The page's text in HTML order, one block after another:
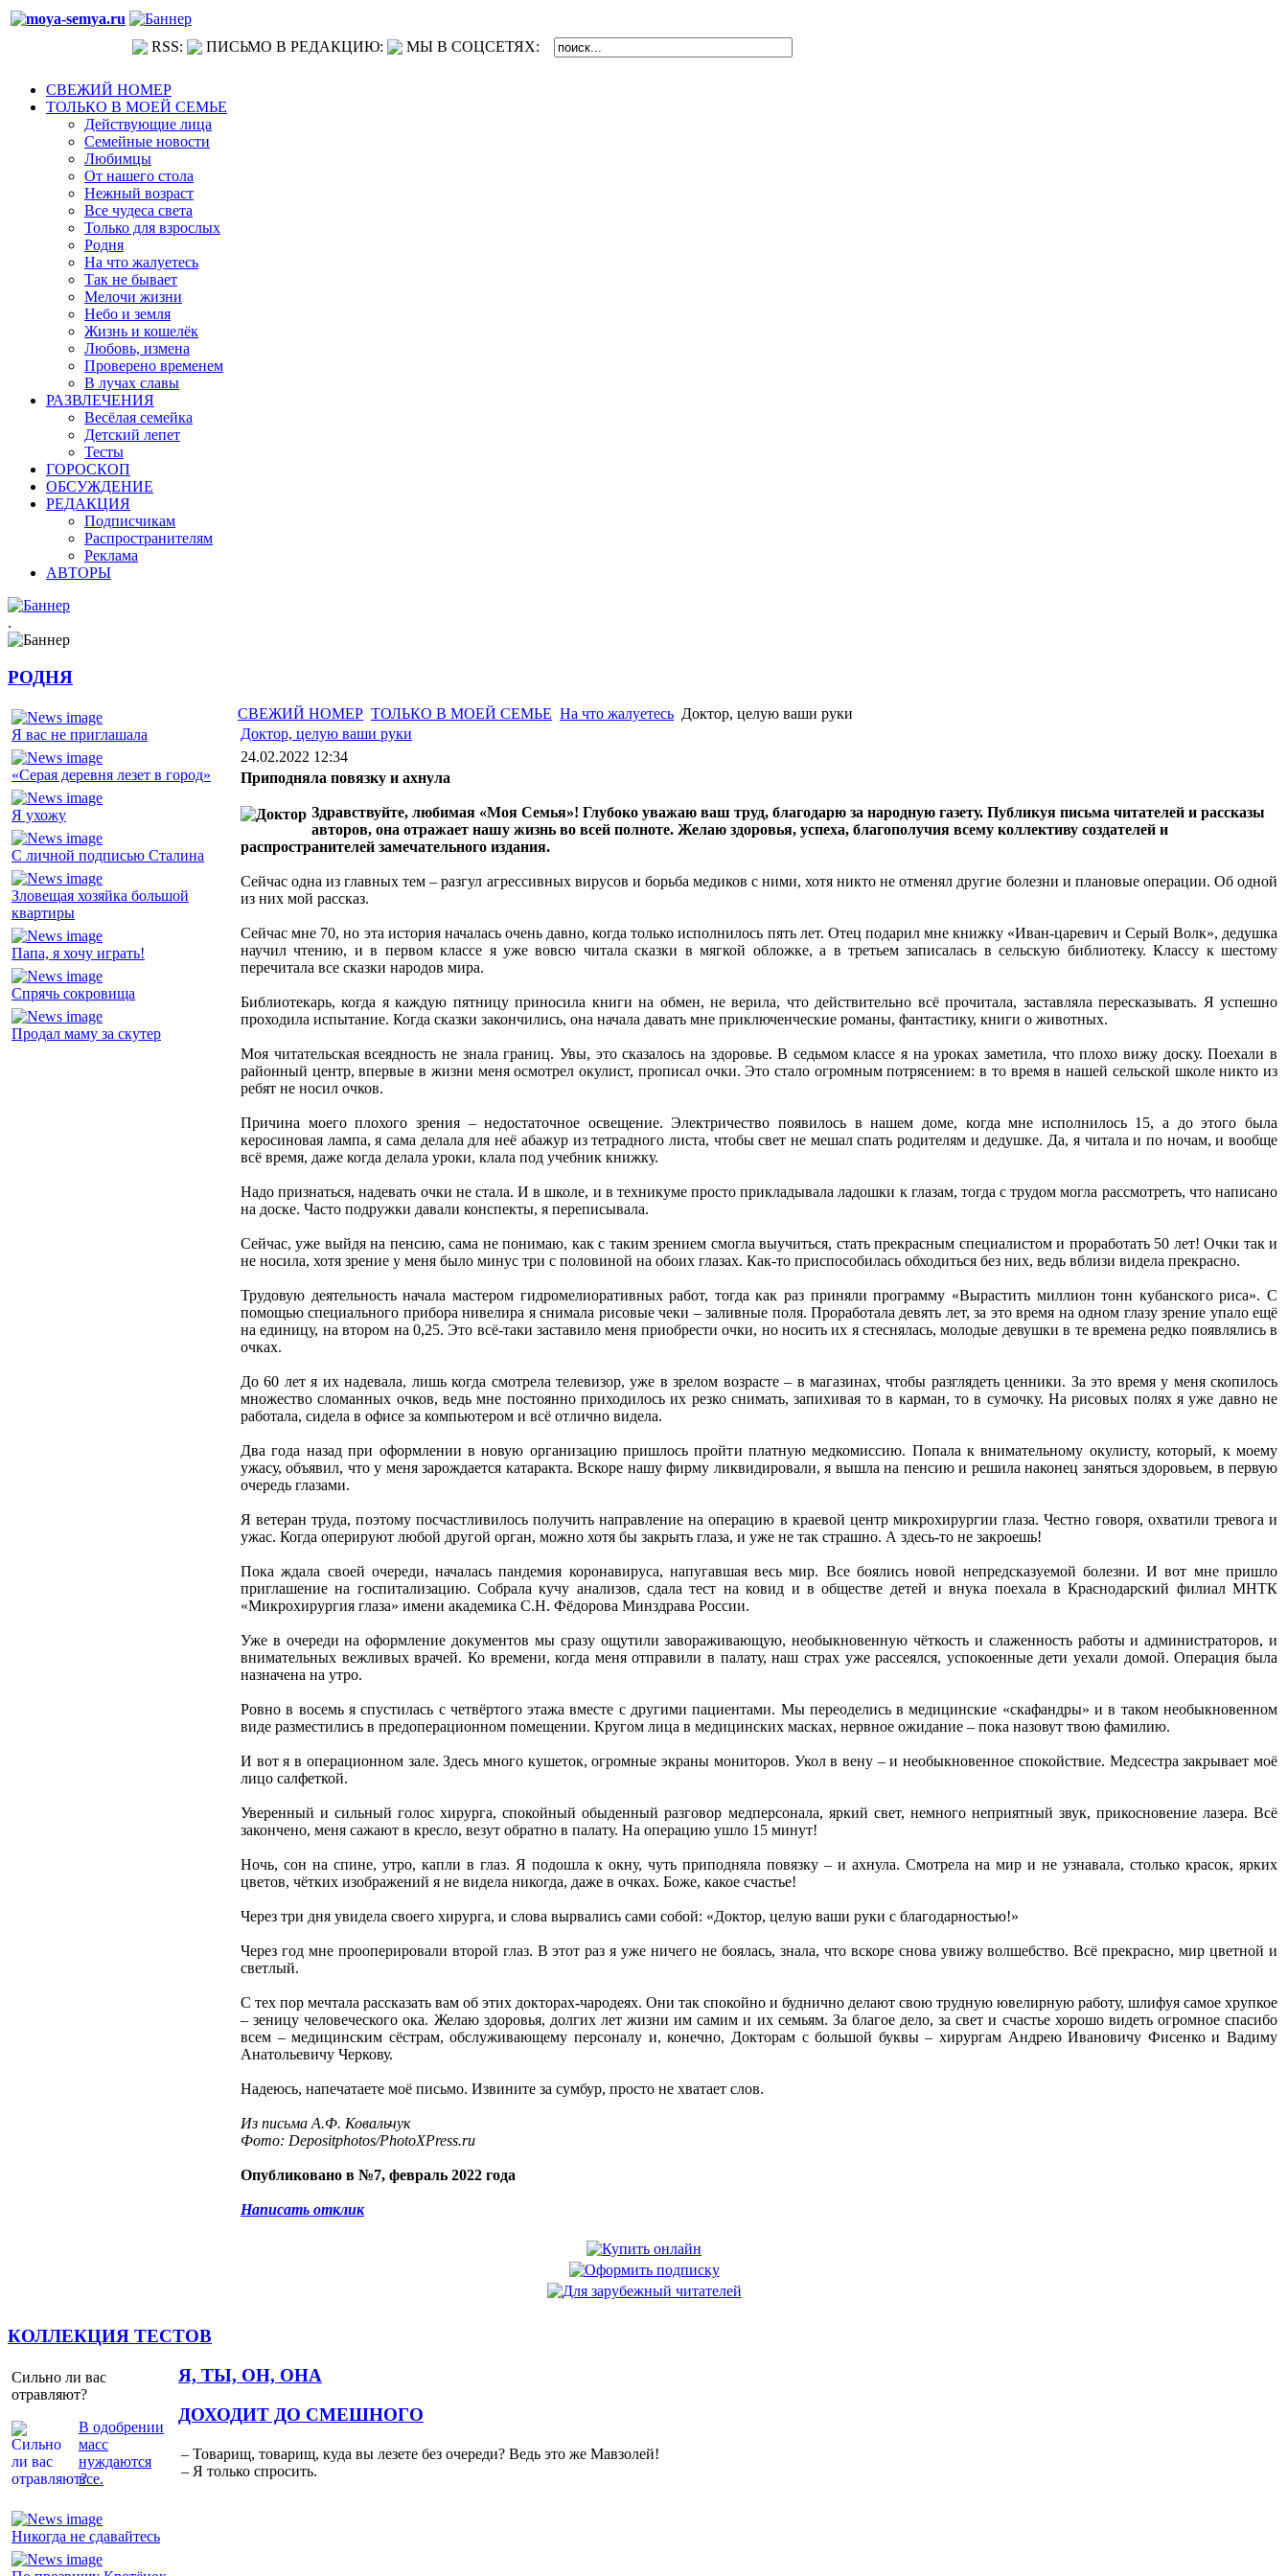
RSS: ПИСЬМО В РЕДАКЦИЮ: МЫ В СОЦСЕТЯХ:
СВЕЖИЙ НОМЕР
ТОЛЬКО В МОЕЙ СЕМЬЕ
Действующие лица
Семейные новости
Любимцы
От нашего стола
Нежный возраст
Все чудеса света
Только для взрослых
Родня
На что жалуетесь
Так не бывает
Мелочи жизни
Небо и земля
Жизнь и кошелёк
Любовь, измена
Проверено временем
В лучах славы
РАЗВЛЕЧЕНИЯ
Весёлая семейка
Детский лепет
Тесты
ГОРОСКОП
ОБСУЖДЕНИЕ
РЕДАКЦИЯ
Подписчикам
Распространителям
Реклама
АВТОРЫ
.
РОДНЯ
Я вас не приглашала
«Серая деревня лезет в город»
Я ухожу
С личной подписью Сталина
Зловещая хозяйка большой
квартиры
Папа, я хочу играть!
Спрячь сокровища
Продал маму за скутер
СВЕЖИЙ НОМЕР ТОЛЬКО В МОЕЙ СЕМЬЕ На что жалуетесь Доктор, целую ваши руки
Доктор, целую ваши руки
24.02.2022 12:34
Приподняла повязку и ахнула
Здравствуйте, любимая «Моя Семья»! Глубоко уважаю ваш труд, благодарю за народную газету. Публикуя письма читателей и рассказы
авторов, она отражает нашу жизнь во всей полноте. Желаю здоровья, успеха, благополучия всему коллективу создателей и
распространителей замечательного издания.
Сейчас одна из главных тем – разгул агрессивных вирусов и борьба медиков с ними, хотя никто не отменял другие болезни и плановые операции. Об одной
из них мой рассказ.
Сейчас мне 70, но эта история началась очень давно, когда только исполнилось пять лет. Отец подарил мне книжку «Иван-царевич и Серый Волк», дедушка
научил чтению, и в первом классе я уже вовсю читала сказки в мягкой обложке, а в третьем записалась в сельскую библиотеку. Классу к шестому
перечитала все сказки народов мира.
Библиотекарь, когда я каждую пятницу приносила книги на обмен, не верила, что действительно всё прочитала, заставляла пересказывать. Я успешно
проходила испытание. Когда сказки закончились, она начала давать мне приключенческие романы, фантастику, книги о животных.
Моя читательская всеядность не знала границ. Увы, это сказалось на здоровье. В седьмом классе я на уроках заметила, что плохо вижу доску. Поехали в
районный центр, впервые в жизни меня осмотрел окулист, прописал очки. Это стало огромным потрясением: в то время в нашей сельской школе никто из
ребят не носил очков.
Причина моего плохого зрения – недостаточное освещение. Электричество появилось в нашем доме, когда мне исполнилось 15, а до этого была
керосиновая лампа, я сама делала для неё абажур из тетрадного листа, чтобы свет не мешал спать родителям и дедушке. Да, я читала и по ночам, и вообще
всё время, даже когда делала уроки, клала под учебник книжку.
Надо признаться, надевать очки не стала. И в школе, и в техникуме просто прикладывала ладошки к глазам, тогда с трудом могла рассмотреть, что написано
на доске. Часто подружки давали конспекты, я переписывала.
Сейчас, уже выйдя на пенсию, сама не понимаю, как с таким зрением смогла выучиться, стать прекрасным специалистом и проработать 50 лет! Очки так и
не носила, хотя зрение у меня было минус три с половиной на обоих глазах. Как-то приспособилась обходиться без них, ведь вблизи видела прекрасно.
Трудовую деятельность начала мастером гидромелиоративных работ, тогда как раз приняли программу «Вырастить миллион тонн кубанского риса». С
помощью специального прибора нивелира я снимала рисовые чеки – заливные поля. Проработала девять лет, за это время на одном глазу зрение упало ещё
на единицу, на втором на 0,25. Это всё-таки заставило меня приобрести очки, но носить их я стеснялась, молодые девушки в те времена редко появлялись в
очках.
До 60 лет я их надевала, лишь когда смотрела телевизор, уже в зрелом возрасте – в магазинах, чтобы разглядеть ценники. За это время у меня скопилось
множество сломанных очков, ведь мне постоянно приходилось их резко снимать, запихивая то в карман, то в сумочку. На рисовых полях я уже давно не
работала, сидела в офисе за компьютером и всё отлично видела.
Два года назад при оформлении в новую организацию пришлось пройти платную медкомиссию. Попала к внимательному окулисту, который, к моему
ужасу, объявил, что у меня зарождается катаракта. Вскоре нашу фирму ликвидировали, я вышла на пенсию и решила наконец заняться здоровьем, в первую
очередь глазами.
Я ветеран труда, поэтому посчастливилось получить направление на операцию в краевой центр микрохирургии глаза. Честно говоря, охватили тревога и
ужас. Когда оперируют любой другой орган, можно хотя бы закрыть глаза, и уже не так страшно. А здесь-то не закроешь!
Пока ждала своей очереди, началась пандемия коронавируса, напугавшая весь мир. Все боялись новой непредсказуемой болезни. И вот мне пришло
приглашение на госпитализацию. Собрала кучу анализов, сдала тест на ковид и в обществе детей и внука поехала в Краснодарский филиал МНТК
«Микрохирургия глаза» имени академика С.Н. Фёдорова Минздрава России.
Уже в очереди на оформление документов мы сразу ощутили завораживающую, необыкновенную чёткость и слаженность работы и администраторов, и
внимательных вежливых врачей. Ко времени, когда меня отправили в палату, наш страх уже рассеялся, успокоенные дети уехали домой. Операция была
назначена на утро.
Ровно в восемь я спустилась с четвёртого этажа вместе с другими пациентами. Мы переоделись в медицинские «скафандры» и в таком необыкновенном
виде разместились в предоперационном помещении. Кругом лица в медицинских масках, нервное ожидание – пока назовут твою фамилию.
И вот я в операционном зале. Здесь много кушеток, огромные экраны мониторов. Укол в вену – и необыкновенное спокойствие. Медсестра закрывает моё
лицо салфеткой.
Уверенный и сильный голос хирурга, спокойный обыденный разговор медперсонала, яркий свет, немного неприятный звук, прикосновение лазера. Всё
закончено, меня сажают в кресло, везут обратно в палату. На операцию ушло 15 минут!
Ночь, сон на спине, утро, капли в глаз. Я подошла к окну, чуть приподняла повязку – и ахнула. Смотрела на мир и не узнавала, столько красок, ярких
цветов, чётких изображений я не видела никогда, даже в очках. Боже, какое счастье!
Через три дня увидела своего хирурга, и слова вырвались сами собой: «Доктор, целую ваши руки с благодарностью!»
Через год мне прооперировали второй глаз. В этот раз я уже ничего не боялась, знала, что вскоре снова увижу волшебство. Всё прекрасно, мир цветной и
светлый.
С тех пор мечтала рассказать вам об этих докторах-чародеях. Они так спокойно и буднично делают свою трудную ювелирную работу, шлифуя самое хрупкое
– зеницу человеческого ока. Желаю здоровья, долгих лет жизни им самим и их семьям. За благое дело, за свет и счастье хорошо видеть огромное спасибо
всем – медицинским сёстрам, обслуживающему персоналу и, конечно, Докторам с большой буквы – хирургам Андрею Ивановичу Фисенко и Вадиму
Анатольевичу Черкову.
Надеюсь, напечатаете моё письмо. Извините за сумбур, просто не хватает слов.
Из письма А.Ф. Ковальчук
Фото: Depositphotos/PhotoXPress.ru
Опубликовано в №7, февраль 2022 года
Написать отклик
КОЛЛЕКЦИЯ ТЕСТОВ
Сильно ли вас
отравляют?
В одобрении
масс
нуждаются
все.
Я, ТЫ, ОН, ОНА
Никогда не сдавайтесь
ДОХОДИТ ДО СМЕШНОГО
– Товарищ, товарищ, куда вы лезете без очереди? Ведь это же Мавзолей!
– Я только спросить.